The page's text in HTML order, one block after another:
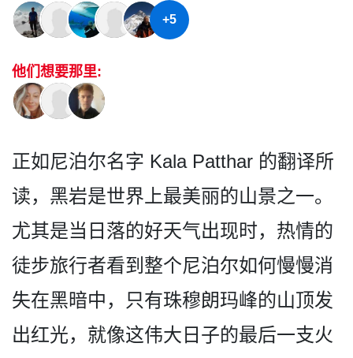
+5
他们想要那里:
正如尼泊尔名字 Kala Patthar 的翻译所
读，黑岩是世界上最­美丽的山景之一。
尤其是当日落的好天气出现时，热情­的
徒步旅行者看到整个尼泊尔如何慢慢消
失在黑暗中，­只有珠穆朗玛峰的山顶发
出红光，就像这伟大日子的最­后一支火